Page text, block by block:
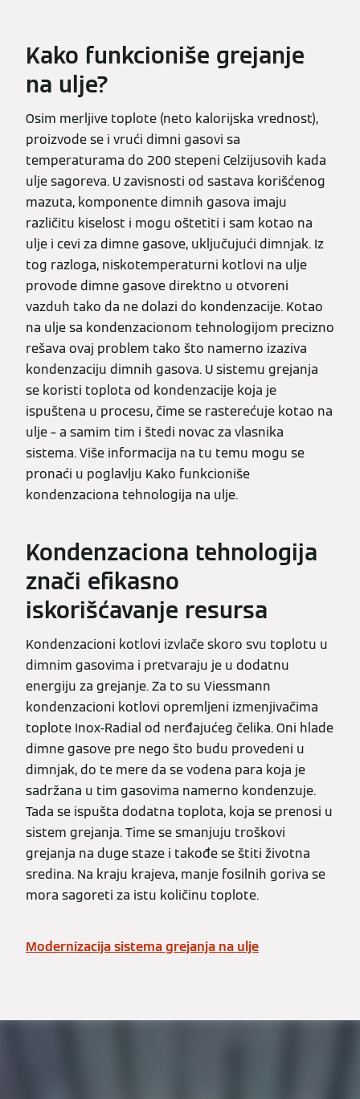
Kako funkcioniše grejanje
na ulje?
Osim merljive toplote (neto kalorijska vrednost),
proizvode se i vrući dimni gasovi sa
temperaturama do 200 stepeni Celzijusovih kada
ulje sagoreva. U zavisnosti od sastava korišćenog
mazuta, komponente dimnih gasova imaju
različitu kiselost i mogu oštetiti i sam kotao na
ulje i cevi za dimne gasove, uključujući dimnjak. Iz
tog razloga, niskotemperaturni kotlovi na ulje
provode dimne gasove direktno u otvoreni
vazduh tako da ne dolazi do kondenzacije. Kotao
na ulje sa kondenzacionom tehnologijom precizno
rešava ovaj problem tako što namerno izaziva
kondenzaciju dimnih gasova. U sistemu grejanja
se koristi toplota od kondenzacije koja je
ispuštena u procesu, čime se rasterećuje kotao na
ulje – a samim tim i štedi novac za vlasnika
sistema. Više informacija na tu temu mogu se
pronaći u poglavlju Kako funkcioniše
kondenzaciona tehnologija na ulje.
Kondenzaciona tehnologija
znači efikasno
iskorišćavanje resursa
Kondenzacioni kotlovi izvlače skoro svu toplotu u
dimnim gasovima i pretvaraju je u dodatnu
energiju za grejanje. Za to su Viessmann
kondenzacioni kotlovi opremljeni izmenjivačima
toplote Inox-Radial od nerđajućeg čelika. Oni hlade
dimne gasove pre nego što budu provedeni u
dimnjak, do te mere da se vodena para koja je
sadržana u tim gasovima namerno kondenzuje.
Tada se ispušta dodatna toplota, koja se prenosi u
sistem grejanja. Time se smanjuju troškovi
grejanja na duge staze i takođe se štiti životna
sredina. Na kraju krajeva, manje fosilnih goriva se
mora sagoreti za istu količinu toplote.
Modernizacija sistema grejanja na ulje